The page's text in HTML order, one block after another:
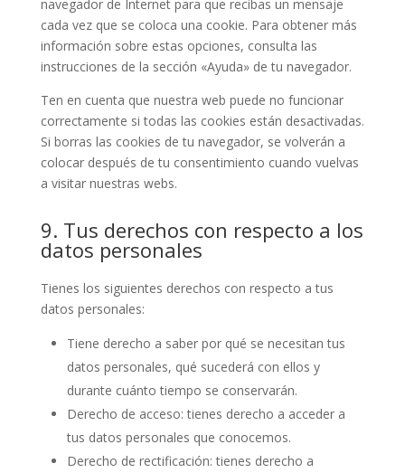
navegador de Internet para que recibas un mensaje
cada vez que se coloca una cookie. Para obtener más
información sobre estas opciones, consulta las
instrucciones de la sección «Ayuda» de tu navegador.
Ten en cuenta que nuestra web puede no funcionar
correctamente si todas las cookies están desactivadas.
Si borras las cookies de tu navegador, se volverán a
colocar después de tu consentimiento cuando vuelvas
a visitar nuestras webs.
9. Tus derechos con respecto a los
datos personales
Tienes los siguientes derechos con respecto a tus
datos personales:
Tiene derecho a saber por qué se necesitan tus
datos personales, qué sucederá con ellos y
durante cuánto tiempo se conservarán.
Derecho de acceso: tienes derecho a acceder a
tus datos personales que conocemos.
Derecho de rectificación: tienes derecho a